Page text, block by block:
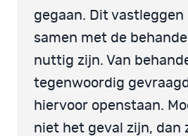
gegaan. Dit
samen met de
nuttig zijn. Van
tegenwoordig
hiervoor openstaan.
niet het geval zijn, dan